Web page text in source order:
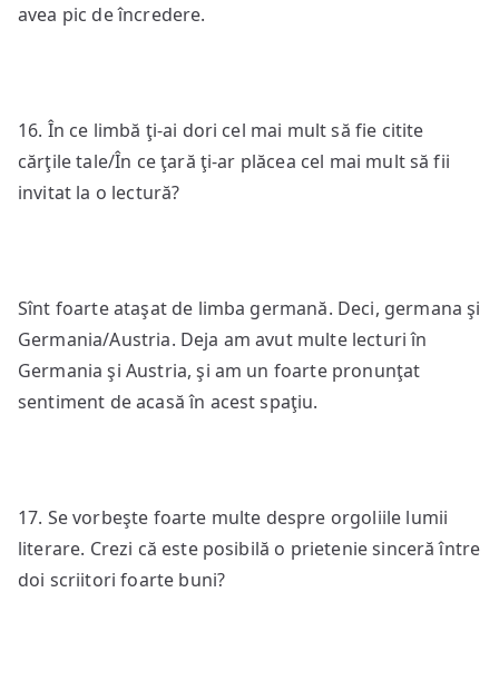
avea pic de încredere.
16. În ce limbă ţi-ai dori cel mai mult să fie citite
cărţile tale/În ce ţară ţi-ar plăcea cel mai mult să fii
invitat la o lectură?
Sînt foarte ataşat de limba germană. Deci, germana şi
Germania/Austria. Deja am avut multe lecturi în
Germania şi Austria, şi am un foarte pronunţat
sentiment de acasă în acest spaţiu.
17. Se vorbeşte foarte multe despre orgoliile lumii
literare. Crezi că este posibilă o prietenie sinceră între
doi scriitori foarte buni?